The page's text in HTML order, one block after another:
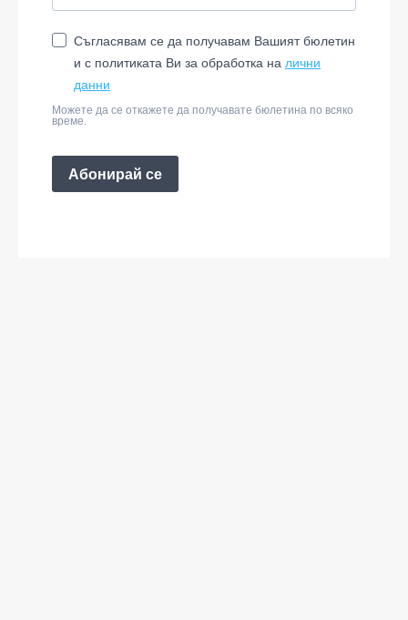
Съгласявам се да получавам Вашият бюлетин
и с политиката Ви за обработка на лични
данни
Можете да се откажете да получавате бюлетина по всяко
време.
Абонирай се